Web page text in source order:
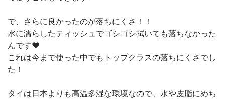
で、さらに良かったのが落ちにくさ！！
水に濡らしたティッシュでゴシゴシ拭いても落ちなかった
んです❤️
これは今まで使った中でもトップクラスの落ちにくさでし
た！
タイは日本よりも高温多湿な環境なので、水や皮脂にめち